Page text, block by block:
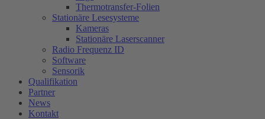
Thermotransfer-Folien
Stationäre Lesesysteme
Kameras
Stationäre Laserscanner
Radio Frequenz ID
Software
Sensorik
Qualifikation
Partner
News
Kontakt